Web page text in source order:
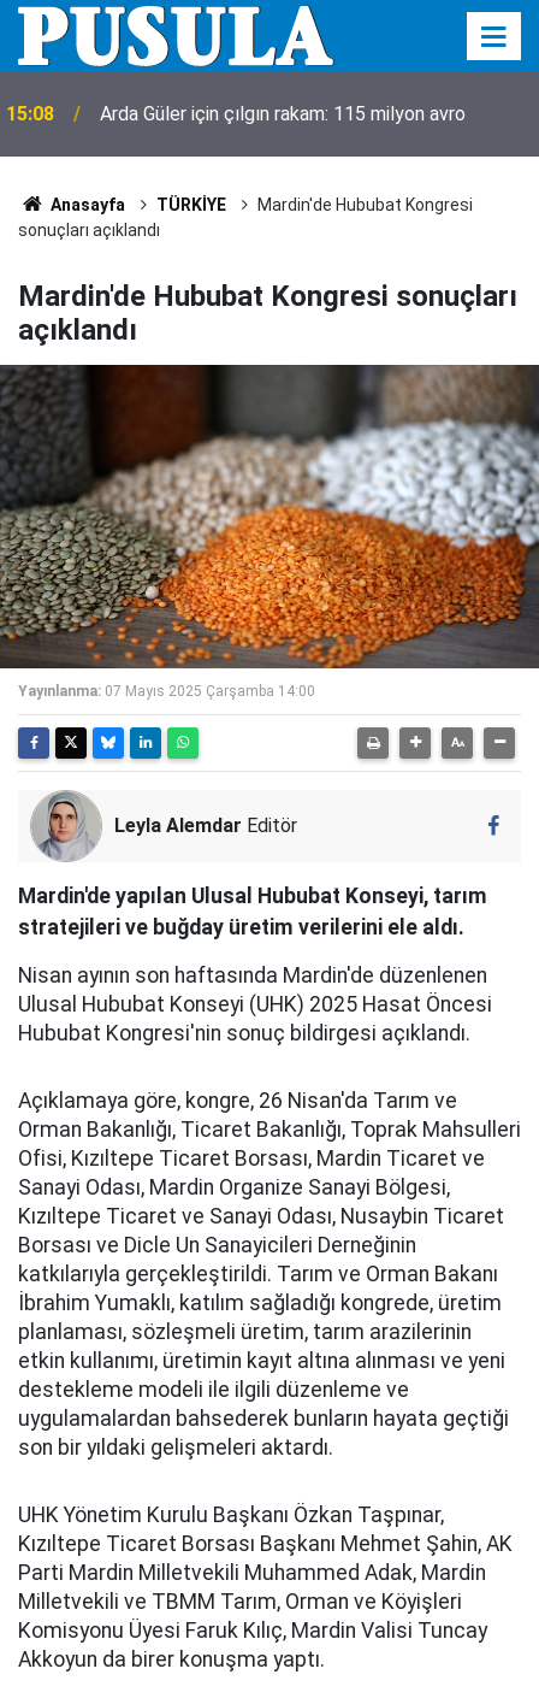
15:08 Arda Güler için çılgın rakam: 115 milyon avro
Anasayfa TÜRKİYE
Mardin'de Hububat Kongresi
sonuçları açıklandı
Mardin'de Hububat Kongresi sonuçları
açıklandı
Yayınlanma: 07 Mayıs 2025 Çarşamba 14:00
Leyla Alemdar Editör
Mardin'de yapılan Ulusal Hububat Konseyi, tarım
stratejileri ve buğday üretim verilerini ele aldı.
Nisan ayının son haftasında Mardin'de düzenlenen
Ulusal Hububat Konseyi (UHK) 2025 Hasat Öncesi
Hububat Kongresi'nin sonuç bildirgesi açıklandı.
Açıklamaya göre, kongre, 26 Nisan'da Tarım ve
Orman Bakanlığı, Ticaret Bakanlığı, Toprak Mahsulleri
Ofisi, Kızıltepe Ticaret Borsası, Mardin Ticaret ve
Sanayi Odası, Mardin Organize Sanayi Bölgesi,
Kızıltepe Ticaret ve Sanayi Odası, Nusaybin Ticaret
Borsası ve Dicle Un Sanayicileri Derneğinin
katkılarıyla gerçekleştirildi. Tarım ve Orman Bakanı
İbrahim Yumaklı, katılım sağladığı kongrede, üretim
planlaması, sözleşmeli üretim, tarım arazilerinin
etkin kullanımı, üretimin kayıt altına alınması ve yeni
destekleme modeli ile ilgili düzenleme ve
uygulamalardan bahsederek bunların hayata geçtiği
son bir yıldaki gelişmeleri aktardı.
UHK Yönetim Kurulu Başkanı Özkan Taşpınar,
Kızıltepe Ticaret Borsası Başkanı Mehmet Şahin, AK
Parti Mardin Milletvekili Muhammed Adak, Mardin
Milletvekili ve TBMM Tarım, Orman ve Köyişleri
Komisyonu Üyesi Faruk Kılıç, Mardin Valisi Tuncay
Akkoyun da birer konuşma yaptı.